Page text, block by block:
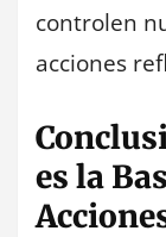
controlen
acciones
es la